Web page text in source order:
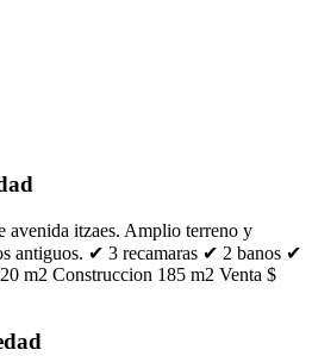
avenida itzaes. Amplio terreno y
antiguos. ✔ 3 recamaras ✔ 2 banos ✔
m2 Construccion 185 m2 Venta $